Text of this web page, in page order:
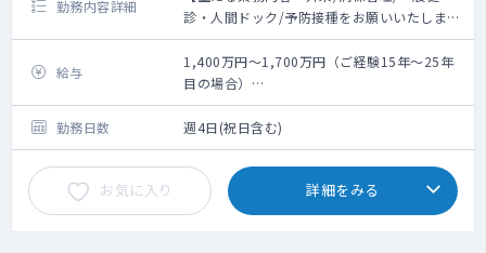
勤務内容詳細
診・人間ドック/予防接種をお願いいたしま
す】
【 外来担当数 】 整形・リハ外来を週２～３
コマお願いします。
※専門医資格更新の為に必要な専門科目外来
を開設させて頂く事も配慮いたしますので、
ご相談ください。
【 病棟担当数 】 回復期リハビリテーション
病棟担当医として3０名程度（時短勤務の方は
調整あり）お願いします。
また地域包括ケア病棟のリハビリテーション
給与
1,400万円～1,700万円（ご経験15年～25年
目の場合）
※ご経験・スキル・人物評価の上査定
勤務日数
週4日(祝日含む)
お気に入り 詳細をみる